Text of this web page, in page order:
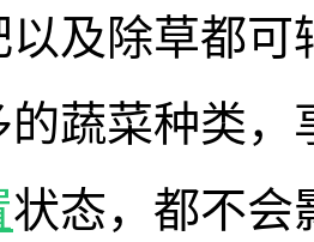
以及除草都
的蔬菜种类
状态，都不会